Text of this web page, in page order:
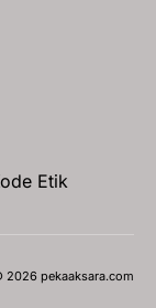
Etik
2026 pekaaksara.com